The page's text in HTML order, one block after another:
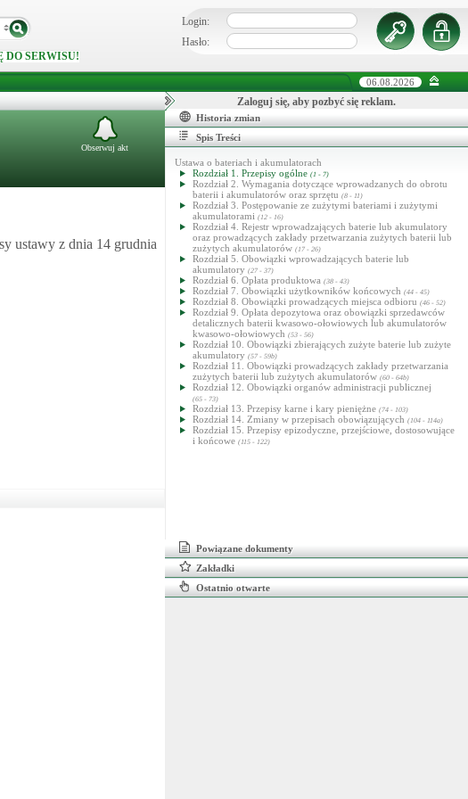
DO SERWISU!
Login:
Hasło:
06.08.2026
Obserwuj akt
ustawy z dnia 14 grudnia
Zaloguj się, aby pozbyć się reklam.
Historia zmian
Spis Treści
Ustawa o bateriach i akumulatorach
Rozdział 1. Przepisy ogólne (1 - 7)
Rozdział 2. Wymagania dotyczące wprowadzanych do obrotu
baterii i akumulatorów oraz sprzętu (8 - 11)
Rozdział 3. Postępowanie ze zużytymi bateriami i zużytymi
akumulatorami (12 - 16)
Rozdział 4. Rejestr wprowadzających baterie lub akumulatory
oraz prowadzących zakłady przetwarzania zużytych baterii lub
zużytych akumulatorów (17 - 26)
Rozdział 5. Obowiązki wprowadzających baterie lub
akumulatory (27 - 37)
Rozdział 6. Opłata produktowa (38 - 43)
Rozdział 7. Obowiązki użytkowników końcowych (44 - 45)
Rozdział 8. Obowiązki prowadzących miejsca odbioru (46 - 52)
Rozdział 9. Opłata depozytowa oraz obowiązki sprzedawców
detalicznych baterii kwasowo-ołowiowych lub akumulatorów
kwasowo-ołowiowych (53 - 56)
Rozdział 10. Obowiązki zbierających zużyte baterie lub zużyte
akumulatory (57 - 59b)
Rozdział 11. Obowiązki prowadzących zakłady przetwarzania
zużytych baterii lub zużytych akumulatorów (60 - 64b)
Rozdział 12. Obowiązki organów administracji publicznej
(65 - 73)
Rozdział 13. Przepisy karne i kary pieniężne (74 - 103)
Rozdział 14. Zmiany w przepisach obowiązujących (104 - 114a)
Rozdział 15. Przepisy epizodyczne, przejściowe, dostosowujące
i końcowe (115 - 122)
Powiązane dokumenty
Zakładki
Ostatnio otwarte